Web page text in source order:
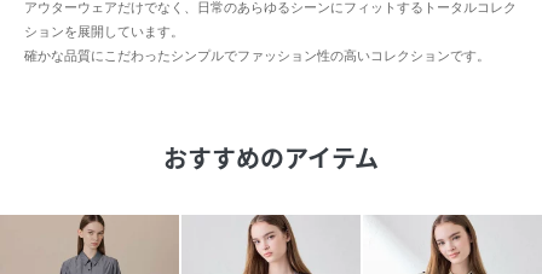
アウターウェアだけでなく、日常のあらゆるシーンにフィットするトータルコレク
ションを展開しています。
確かな品質にこだわったシンプルでファッション性の高いコレクションです。
おすすめのアイテム